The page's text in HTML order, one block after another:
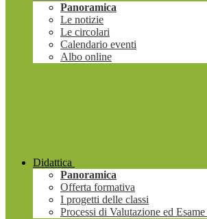
Panoramica
Le notizie
Le circolari
Calendario eventi
Albo online
Didattica
Panoramica
Offerta formativa
I progetti delle classi
Processi di Valutazione ed